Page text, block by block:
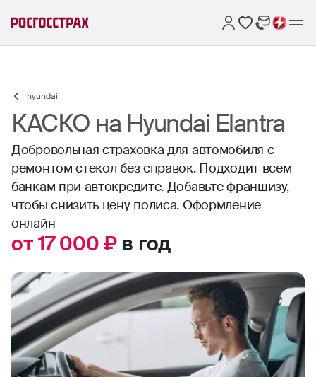
hyundai
КАСКО на Hyundai Elantra
Добровольная страховка для автомобиля с
ремонтом стекол без справок. Подходит всем
банкам при автокредите. Добавьте франшизу,
чтобы снизить цену полиса. Оформление
онлайн
от 17 000 ₽в год